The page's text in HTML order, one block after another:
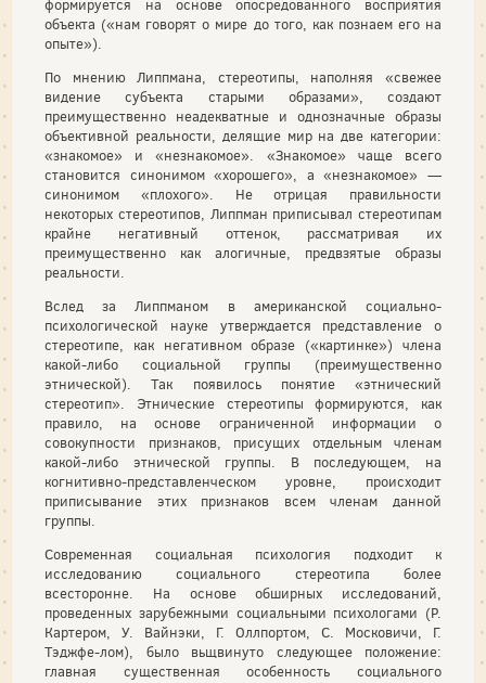
формируется на основе опосредованного восприятия
объекта («нам говорят о мире до того, как познаем его на
опыте»).
По мнению Липпмана, стереотипы, наполняя «свежее
видение субъекта старыми образами», создают
преимущественно неадекватные и однозначные образы
объективной реальности, делящие мир на две категории:
«знакомое» и «незнакомое». «Знакомое» чаще всего
становится синонимом «хорошего», а «незнакомое» —
синонимом «плохого». Не отрицая правильности
некоторых стереотипов, Липпман приписывал стереотипам
крайне негативный оттенок, рассматривая их
преимущественно как алогичные, предвзятые образы
реальности.
Вслед за Липпманом в американской социально-
психологической науке утверждается представление о
стереотипе, как негативном образе («картинке») члена
какой-либо социальной группы (преимущественно
этнической). Так появилось понятие «этнический
стереотип». Этнические стереотипы формируются, как
правило, на основе ограниченной информации о
совокупности признаков, присущих отдельным членам
какой-либо этнической группы. В последующем, на
когнитивно-представленческом уровне, происходит
приписывание этих признаков всем членам данной
группы.
Современная социальная психология подходит к
исследованию социального стереотипа более
всесторонне. На основе обширных исследований,
проведенных зарубежными социальными психологами (Р.
Картером, У. Вайнэки, Г. Оллпортом, С. Московичи, Г.
Тэджфе-лом), было вьщвинуто следующее положение:
главная существенная особенность социального